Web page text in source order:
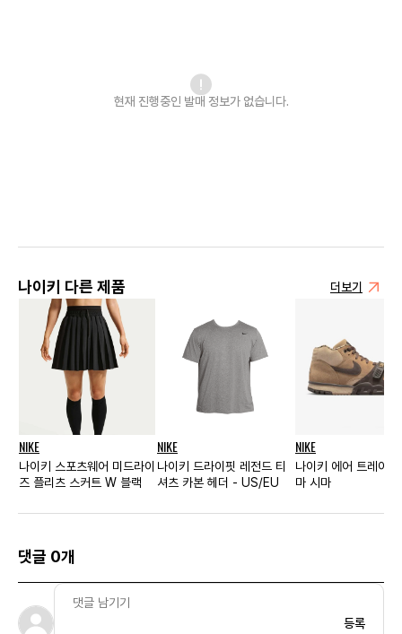
현재 진행중인 발매 정보가 없습니다.
나이키 다른 제품 더보기
NIKE
나이키 스포츠웨어 미드라이
즈 플리츠 스커트 W 블랙
NIKE
나이키 드라이핏 레전드 티
셔츠 카본 헤더 - US/EU
NIKE
나이키 에어 트레이
마 시마
댓글 0개
등록